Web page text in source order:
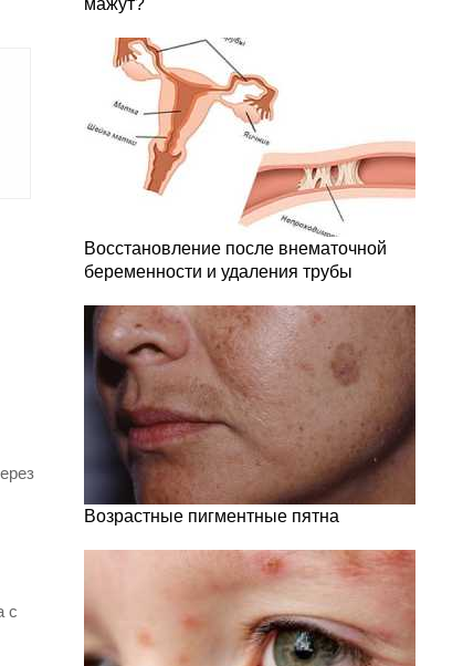
с
мажут?
Восстановление после внематочной
беременности и удаления трубы
Возрастные пигментные пятна